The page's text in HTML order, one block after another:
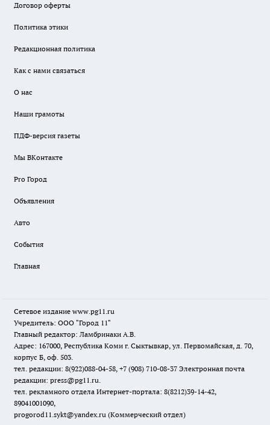
Договор оферты
Политика этики
Редакционная политика
Как с нами связаться
О нас
Наши грамоты
ПДФ-версия газеты
Мы ВКонтакте
Pro Город
Объявления
Авто
События
Главная
Сетевое издание www.pg11.ru
Учредитель: ООО "Город 11"
Главный редактор: Ламбринаки А.В.
Адрес: 167000, Республика Коми г. Сыктывкар, ул. Первомайская, д. 70,
корпус Б, оф. 503.
тел. редакции: 8(922)088-04-58, +7 (908) 710-08-37 Электронная почта
редакции: press@pg11.ru.
тел. рекламного отдела Интернет-портала: 8(8212)39-14-42,
89041001090,
progorod11.sykt@yandex.ru (Коммерческий отдел)